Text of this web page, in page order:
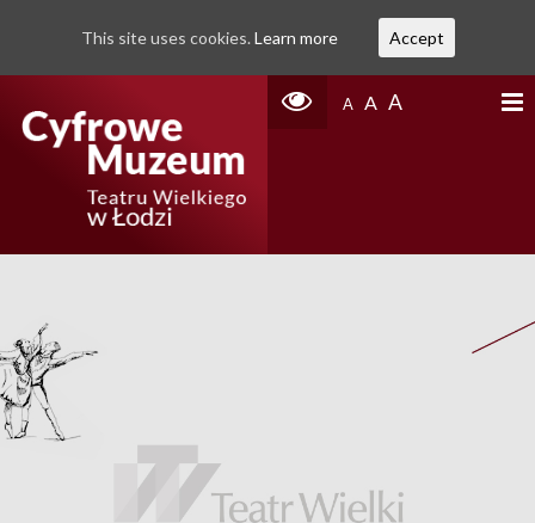
A A A
This site uses cookies. Learn more Accept